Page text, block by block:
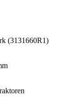
(3131660R1)